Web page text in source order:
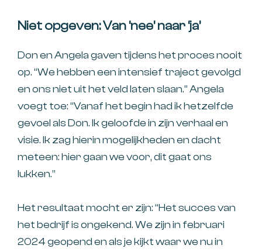
Niet opgeven: Van ‘nee’ naar ‘ja’
Don en Angela gaven tijdens het proces nooit
op. “We hebben een intensief traject gevolgd
en ons niet uit het veld laten slaan.’’ Angela
voegt toe: “Vanaf het begin had ik hetzelfde
gevoel als Don. Ik geloofde in zijn verhaal en
visie. Ik zag hierin mogelijkheden en dacht
meteen: hier gaan we voor, dit gaat ons
lukken.”
Het resultaat mocht er zijn: “Het succes van
het bedrijf is ongekend. We zijn in februari
2024 geopend en als je kijkt waar we nu in